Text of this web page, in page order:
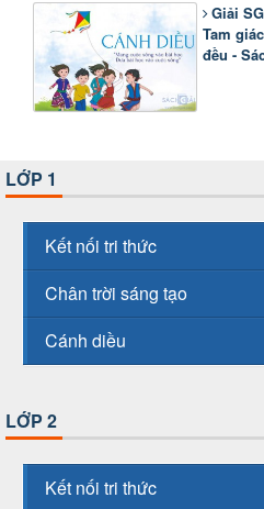
Giải
Tam
đều -
LỚP 1
Kết nối tri thức
Chân trời sáng tạo
Cánh diều
LỚP 2
Kết nối tri thức